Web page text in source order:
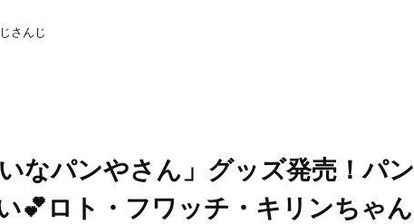
さんじ
なパンやさん」グッズ発売！パン
💕ロト・フワッチ・キリンちゃん